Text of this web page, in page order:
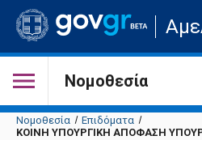
Μετάβαση
στην
σελίδα
του
Νομοθεσία
Νομοθεσία
Επιδόματα
ΚΟΙΝΗ ΥΠΟΥΡΓΙΚΗ ΑΠΟΦΑΣΗ